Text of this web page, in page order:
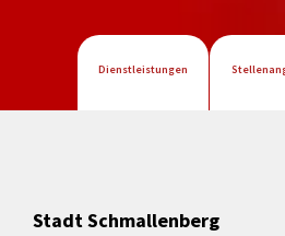
Dienstleistungen
Stadt Schmallenberg